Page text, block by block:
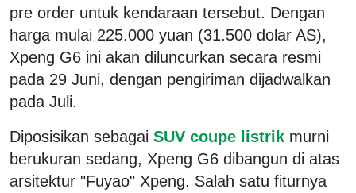
pre order untuk kendaraan tersebut. Dengan
harga mulai 225.000 yuan (31.500 dolar AS),
Xpeng G6 ini akan diluncurkan secara resmi
pada 29 Juni, dengan pengiriman dijadwalkan
pada Juli.
Diposisikan sebagai SUV coupe listrik murni
berukuran sedang, Xpeng G6 dibangun di atas
arsitektur "Fuyao" Xpeng. Salah satu fiturnya